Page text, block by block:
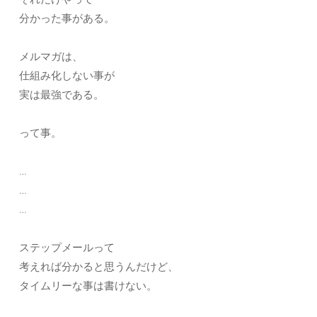
分かった事がある。
メルマガは、
仕組み化しない事が
実は最強である。
って事。
…
…
…
ステップメールって
考えれば分かると思うんだけど、
タイムリーな事は書けない。